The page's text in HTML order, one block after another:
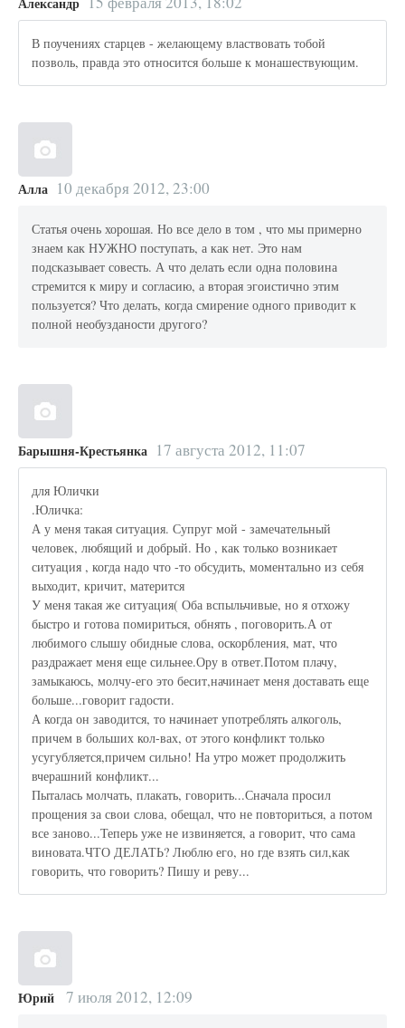
В поучениях старцев - желающему властвовать тобой
позволь, правда это относится больше к монашествующим.
Алла 10 декабря 2012, 23:00
Статья очень хорошая. Но все дело в том , что мы примерно
знаем как НУЖНО поступать, а как нет. Это нам
подсказывает совесть. А что делать если одна половина
стремится к миру и согласию, а вторая эгоистично этим
пользуется? Что делать, когда смирение одного приводит к
полной необузданости другого?
Барышня-Крестьянка 17 августа 2012, 11:07
для Юлички
.Юличка:
А у меня такая ситуация. Супруг мой - замечательный
человек, любящий и добрый. Но , как только возникает
ситуация , когда надо что -то обсудить, моментально из себя
выходит, кричит, матерится
У меня такая же ситуация( Оба вспыльчивые, но я отхожу
быстро и готова помириться, обнять , поговорить.А от
любимого слышу обидные слова, оскорбления, мат, что
раздражает меня еще сильнее.Ору в ответ.Потом плачу,
замыкаюсь, молчу-его это бесит,начинает меня доставать еще
больше...говорит гадости.
А когда он заводится, то начинает употреблять алкоголь,
причем в больших кол-вах, от этого конфликт только
усугубляется,причем сильно! На утро может продолжить
вчерашний конфликт...
Пыталась молчать, плакать, говорить...Сначала просил
прощения за свои слова, обещал, что не повториться, а потом
все заново...Теперь уже не извиняется, а говорит, что сама
виновата.ЧТО ДЕЛАТЬ? Люблю его, но где взять сил,как
говорить, что говорить? Пишу и реву...
Юрий 7 июля 2012, 12:09